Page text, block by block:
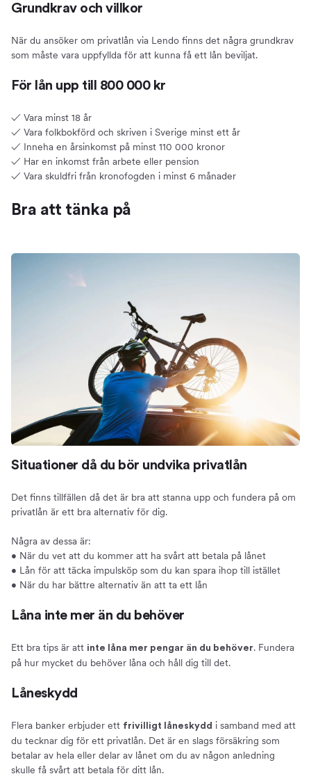
Grundkrav och villkor
När du ansöker om privatlån via Lendo finns det några grundkrav
som måste vara uppfyllda för att kunna få ett lån beviljat.
För lån upp till 800 000 kr
✓ Vara minst 18 år
✓ Vara folkbokförd och skriven i Sverige minst ett år
✓ Inneha en årsinkomst på minst 110 000 kronor
✓ Har en inkomst från arbete eller pension
✓ Vara skuldfri från kronofogden i minst 6 månader
Bra att tänka på
Situationer då du bör undvika privatlån
Det finns tillfällen då det är bra att stanna upp och fundera på om
privatlån är ett bra alternativ för dig.
Några av dessa är:
• När du vet att du kommer att ha svårt att betala på lånet
• Lån för att täcka impulsköp som du kan spara ihop till istället
• När du har bättre alternativ än att ta ett lån
Låna inte mer än du behöver
Ett bra tips är att inte låna mer pengar än du behöver. Fundera
på hur mycket du behöver låna och håll dig till det.
Låneskydd
Flera banker erbjuder ett frivilligt låneskydd i samband med att
du tecknar dig för ett privatlån. Det är en slags försäkring som
betalar av hela eller delar av lånet om du av någon anledning
skulle få svårt att betala för ditt lån.